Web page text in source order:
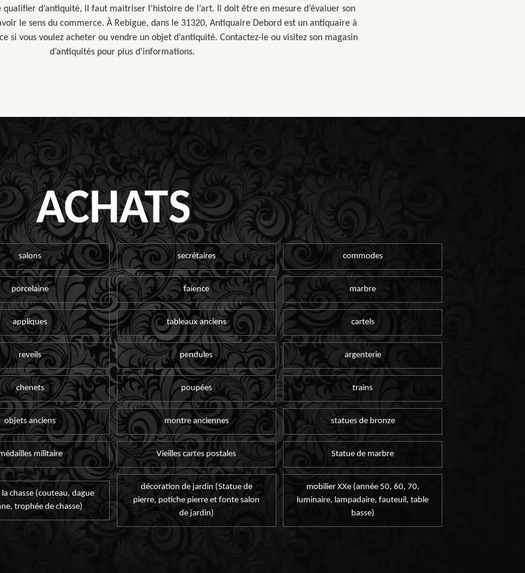
d’antiquité, il faut maitriser l’histoire de l’art. Il doit être en mesure d’évaluer son
le sens du commerce. À Rebigue, dans le 31320, Antiquaire Debord est un antiquaire à
si vous voulez acheter ou vendre un objet d’antiquité. Contactez-le ou visitez son magasin
d’antiquités pour plus d'informations.
ACHATS
salons secrétaires commodes
porcelaine faïence marbre
appliques tableaux anciens cartels
reveils pendules argenterie
chenets poupées trains
objets anciens montre anciennes statues de bronze
militaire Vieilles cartes postales Statue de marbre
chasse (couteau, dague
trophée de chasse)
décoration de jardin (Statue de
pierre, potiche pierre et fonte salon
de jardin)
mobilier XXe (année 50, 60, 70,
luminaire, lampadaire, fauteuil, table
basse)